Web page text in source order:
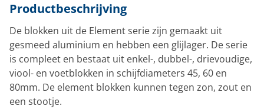
Productbeschrijving
De blokken uit de Element serie zijn gemaakt uit
gesmeed aluminium en hebben een glijlager. De serie
is compleet en bestaat uit enkel-, dubbel-, drievoudige,
viool- en voetblokken in schijfdiameters 45, 60 en
80mm. De element blokken kunnen tegen zon, zout en
een stootje.